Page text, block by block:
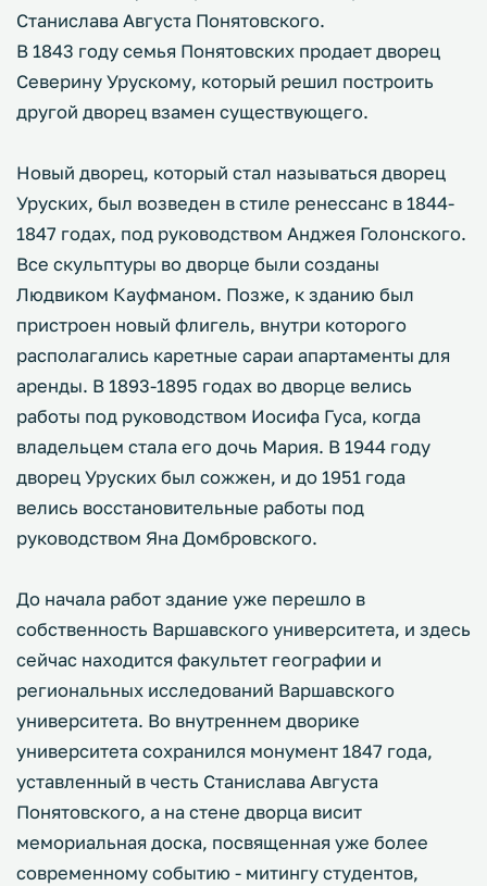
Станислава Августа Понятовского.
В 1843 году семья Понятовских продает дворец
Северину Урускому, который решил построить
другой дворец взамен существующего.
Новый дворец, который стал называться дворец
Уруских, был возведен в стиле ренессанс в 1844-
1847 годах, под руководством Анджея Голонского.
Все скульптуры во дворце были созданы
Людвиком Кауфманом. Позже, к зданию был
пристроен новый флигель, внутри которого
располагались каретные сараи апартаменты для
аренды. В 1893-1895 годах во дворце велись
работы под руководством Иосифа Гуса, когда
владельцем стала его дочь Мария. В 1944 году
дворец Уруских был сожжен, и до 1951 года
велись восстановительные работы под
руководством Яна Домбровского.
До начала работ здание уже перешло в
собственность Варшавского университета, и здесь
сейчас находится факультет географии и
региональных исследований Варшавского
университета. Во внутреннем дворике
университета сохранился монумент 1847 года,
уставленный в честь Станислава Августа
Понятовского, а на стене дворца висит
мемориальная доска, посвященная уже более
современному событию - митингу студентов,